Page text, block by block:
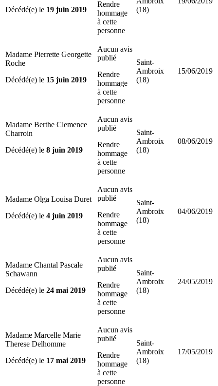
Décédé(e) le 19 juin 2019
Rendre
hommage
à cette
personne
(18)
Madame Pierrette Georgette
Roche
Décédé(e) le 15 juin 2019
Aucun avis
publié
Rendre
hommage
à cette
personne
Saint-
Ambroix
(18)
15/06/2019
Madame Berthe Clemence
Charroin
Décédé(e) le 8 juin 2019
Aucun avis
publié
Rendre
hommage
à cette
personne
Saint-
Ambroix
(18)
08/06/2019
Madame Olga Louisa Duret
Décédé(e) le 4 juin 2019
Aucun avis
publié
Rendre
hommage
à cette
personne
Saint-
Ambroix
(18)
04/06/2019
Madame Chantal Pascale
Schawann
Décédé(e) le 24 mai 2019
Aucun avis
publié
Rendre
hommage
à cette
personne
Saint-
Ambroix
(18)
24/05/2019
Madame Marcelle Marie
Therese Delhomme
Décédé(e) le 17 mai 2019
Aucun avis
publié
Rendre
hommage
à cette
personne
Saint-
Ambroix
(18)
17/05/2019